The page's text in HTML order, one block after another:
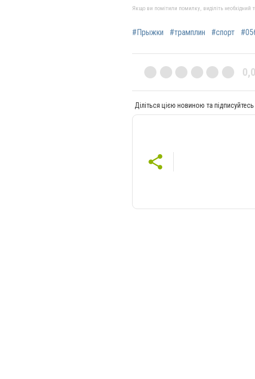
Якщо ви помітили помилку, виділіть необхідний
#Прыжки #трамплин #спорт
0,0
Діліться цією новиною та